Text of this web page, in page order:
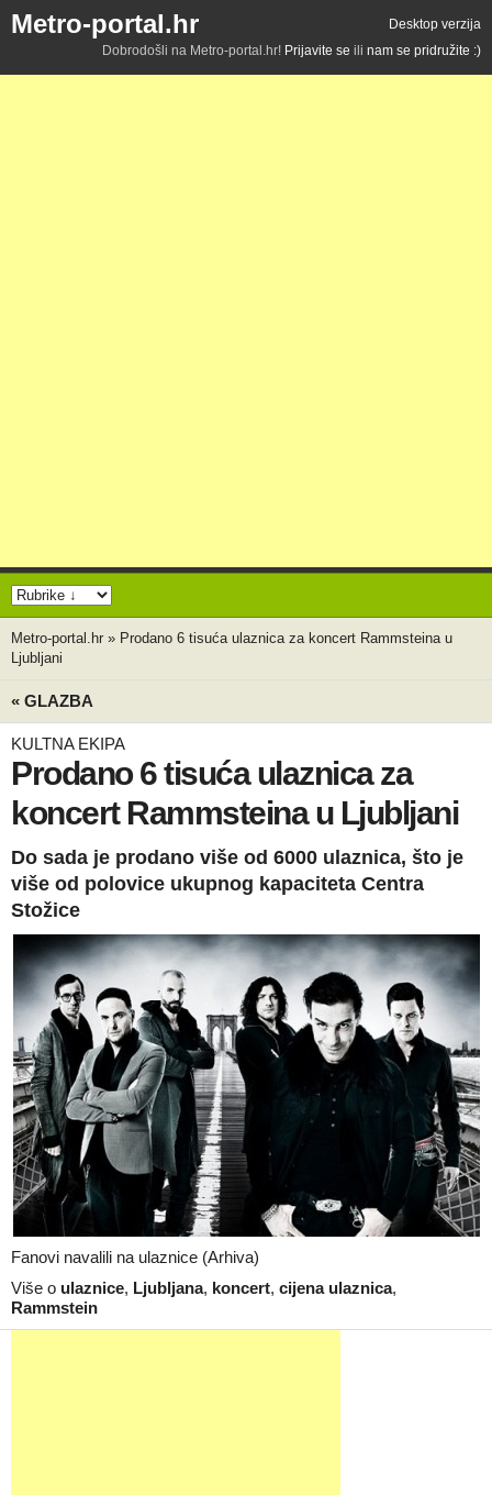
Metro-portal.hr
Desktop verzija
Dobrodošli na Metro-portal.hr! Prijavite se ili nam se pridružite :)
Metro-portal.hr » Prodano 6 tisuća ulaznica za koncert Rammsteina u
Ljubljani
« GLAZBA
KULTNA EKIPA
Prodano 6 tisuća ulaznica za
koncert Rammsteina u Ljubljani
Do sada je prodano više od 6000 ulaznica, što je
više od polovice ukupnog kapaciteta Centra
Stožice
Fanovi navalili na ulaznice (Arhiva)
Više o ulaznice, Ljubljana, koncert, cijena ulaznica,
Rammstein